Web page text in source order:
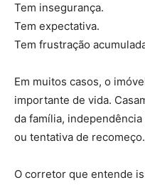
Tem insegurança.
Tem expectativa.
Tem frustração
Em muitos casos, o
importante de vida.
da família,
ou tentativa de recomeço.
O corretor que entende